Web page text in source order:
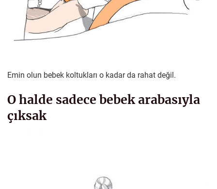
Emin olun bebek koltukları o kadar da rahat değil.
O halde sadece bebek arabasıyla
çıksak